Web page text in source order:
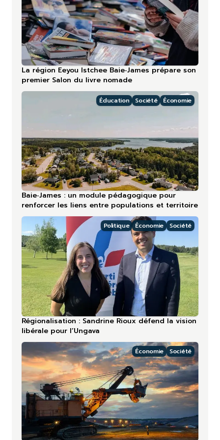
La région Eeyou Istchee Baie‑James prépare son
premier Salon du livre nomade
Éducation Société Économie
Baie‑James : un module pédagogique pour
renforcer les liens entre populations et territoire
Politique Économie Société
Régionalisation : Sandrine Rioux défend la vision
libérale pour l’Ungava
Économie Société